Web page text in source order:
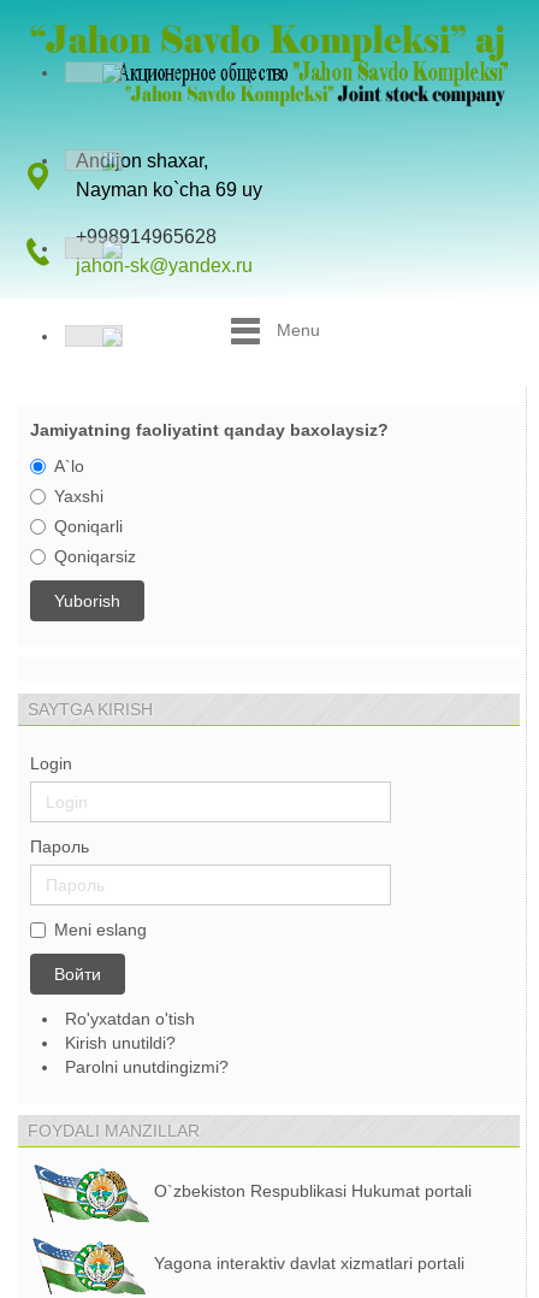
Andijon shaxar,
Nayman ko`cha 69 uy
+998914965628
jahon-sk@yandex.ru
Menu
Jamiyatning faoliyatint qanday baxolaysiz?
A`lo
Yaxshi
Qoniqarli
Qoniqarsiz
SAYTGA KIRISH
Login
Пароль
Meni eslang
Войти
Ro'yxatdan o'tish
Kirish unutildi?
Parolni unutdingizmi?
FOYDALI MANZILLAR
O`zbekiston Respublikasi Hukumat portali
Yagona interaktiv davlat xizmatlari portali